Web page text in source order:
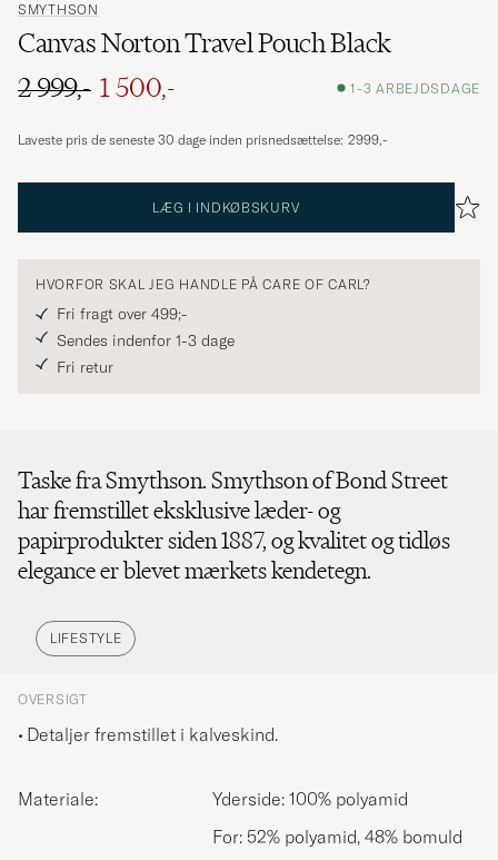
SMYTHSON
Canvas Norton Travel Pouch Black
Ordinary pris
2 999,-
Nedsat pris
1 500,- 1-3 ARBEJDSDAGE
Laveste pris de seneste 30 dage inden prisnedsættelse: 2999,-
LÆG I INDKØBSKURV
HVORFOR SKAL JEG HANDLE PÅ CARE OF CARL?
Fri fragt over 499;-
Sendes indenfor 1-3 dage
Fri retur
Taske fra Smythson. Smythson of Bond Street
har fremstillet eksklusive læder- og
papirprodukter siden 1887, og kvalitet og tidløs
elegance er blevet mærkets kendetegn.
LIFESTYLE
OVERSIGT
Detaljer fremstillet i kalveskind.
Materiale:
Yderside: 100% polyamid
For: 52% polyamid, 48% bomuld